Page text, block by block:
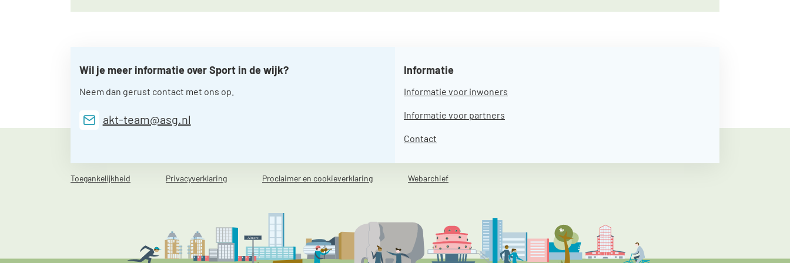
Wil je meer informatie over Sport in de wijk?
Neem dan gerust contact met ons op.
akt-team@asg.nl
Informatie
Informatie voor inwoners
Informatie voor partners
Contact
Toegankelijkheid Privacyverklaring Proclaimer en cookieverklaring Webarchief